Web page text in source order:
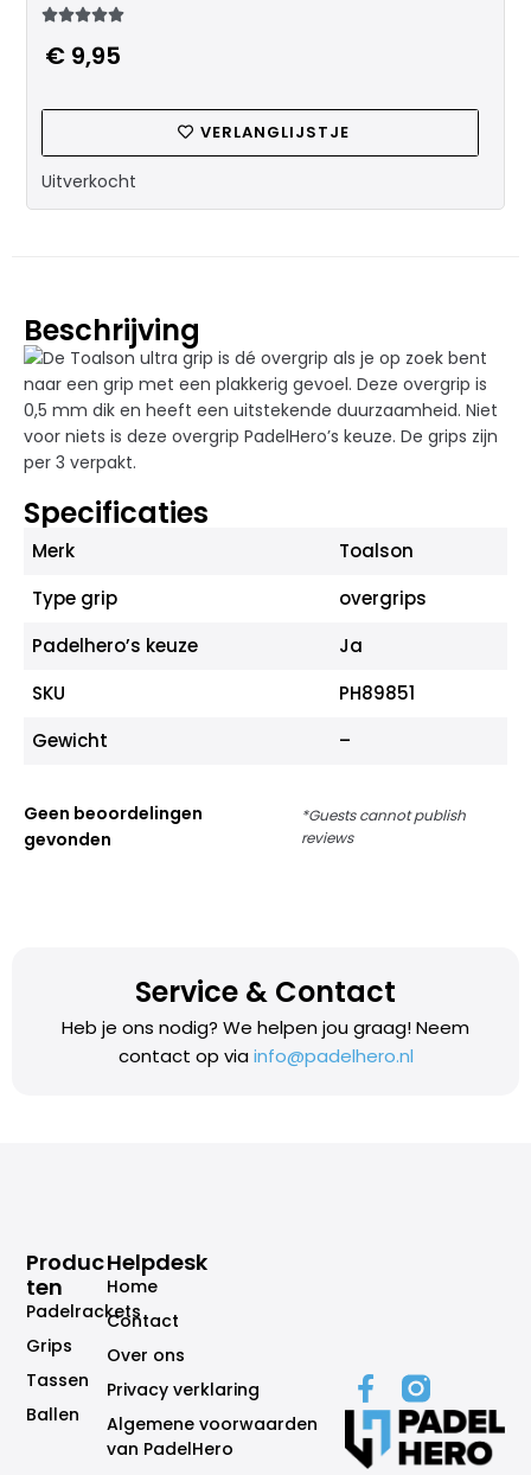

€ 9,95
VERLANGLIJSTJE
Uitverkocht
Beschrijving
De Toalson ultra grip is dé overgrip als je op zoek bent
naar een grip met een plakkerig gevoel. Deze overgrip is
0,5 mm dik en heeft een uitstekende duurzaamheid. Niet
voor niets is deze overgrip PadelHero’s keuze. De grips zijn
per 3 verpakt.
Specificaties
Merk
Toalson
Type grip
overgrips
Padelhero’s keuze
Ja
SKU
PH89851
Gewicht
–
Geen beoordelingen
gevonden
*Guests cannot publish
reviews
Service & Contact
Heb je ons nodig? We helpen jou graag! Neem
contact op viainfo@padelhero.nl
Produc
Ten
Padelrackets
Grips
Tassen
Ballen
Helpdesk
Home
Contact
Over ons
Privacy verklaring
Algemene voorwaarden
van PadelHero